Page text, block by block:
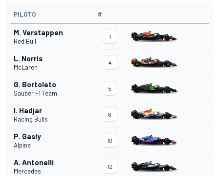
PILOTO #
M. Verstappen
Red Bull
1
L. Norris
McLaren
4
G. Bortoleto
Sauber F1 Team
5
I. Hadjar
Racing Bulls
6
P. Gasly
Alpine
10
A. Antonelli
Mercedes
12